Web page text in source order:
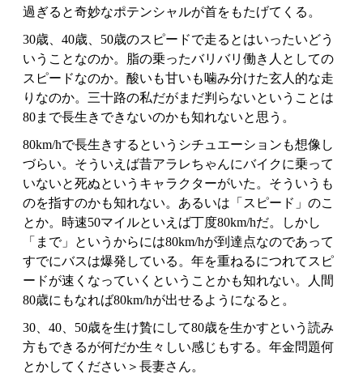
過ぎると奇妙なポテンシャルが首をもたげてくる。
30歳、40歳、50歳のスピードで走るとはいったいどう
いうことなのか。脂の乗ったバリバリ働き人としての
スピードなのか。酸いも甘いも噛み分けた玄人的な走
りなのか。三十路の私だがまだ判らないということは
80まで長生きできないのかも知れないと思う。
80km/hで長生きするというシチュエーションも想像し
づらい。そういえば昔アラレちゃんにバイクに乗って
いないと死ぬというキャラクターがいた。そういうも
のを指すのかも知れない。あるいは「スピード」のこ
とか。時速50マイルといえば丁度80km/hだ。しかし
「まで」というからには80km/hが到達点なのであって
すでにバスは爆発している。年を重ねるにつれてスピ
ードが速くなっていくということかも知れない。人間
80歳にもなれば80km/hが出せるようになると。
30、40、50歳を生け贄にして80歳を生かすという読み
方もできるが何だか生々しい感じもする。年金問題何
とかしてください＞長妻さん。